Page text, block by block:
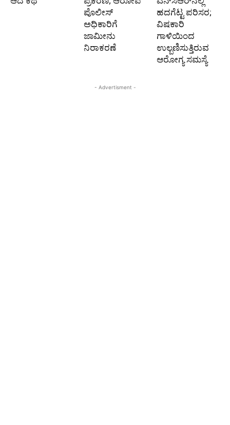
ಪೊಲೀಸ್‌
ಅಧಿಕಾರಿಗೆ
ಜಾಮೀನು
ನಿರಾಕರಣೆ
ಹದಗೆಟ್ಟ ಪರಿಸರ;
ವಿಷಕಾರಿ
ಗಾಳಿಯಿಂದ
ಉಲ್ಬಣಿಸುತ್ತಿರುವ
ಆರೋಗ್ಯ ಸಮಸ್ಯೆ
- Advertisment -